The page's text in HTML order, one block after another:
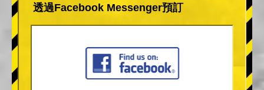
透過Facebook Messenger預訂